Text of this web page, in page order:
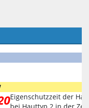
Eigenschutzzeit der